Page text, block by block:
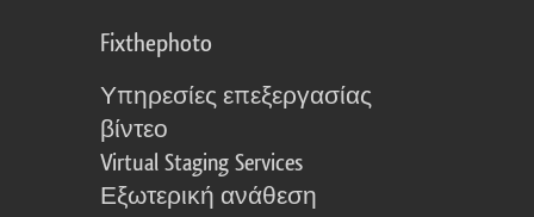
Fixthephoto
Υπηρεσίες επεξεργασίας
βίντεο
Virtual Staging Services
Εξωτερική ανάθεση